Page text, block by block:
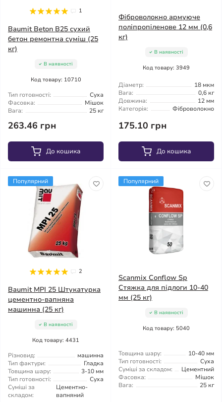
1
Baumit Beton B25 сухий
бетон ремонтна суміш (25
кг)
В наявності
Код товару: 10710
Тип готовності:
Суха
Фасовка:
Мішок
Вага:
25 кг
263.46 грн
До кошика
Фіброволокно армуюче
поліпропіленове 12 мм (0,6
кг)
В наявності
Код товару: 3949
Діаметр:
18 мкм
Вага:
0,6 кг
Довжина:
12 мм
Категорія:
Фіброволокно
175.10 грн
До кошика
Популярний
2
Baumit MPI 25 Штукатурка
цементно-вапняна
машинна (25 кг)
В наявності
Код товару: 4431
Різновид:
машинна
Тип фактури:
Гладка
Товщина шару:
3-10 мм
Тип готовності:
Суха
Суміші за
складом:
Цементно-
вапняний
Популярний
Scanmix Conflow Sp
Стяжка для підлоги 10-40
мм (25 кг)
В наявності
Код товару: 5040
Товщина шару:
10-40 мм
Тип готовності:
Суха
Суміші за складом:
Цементний
Фасовка:
Мішок
Вага:
25 кг